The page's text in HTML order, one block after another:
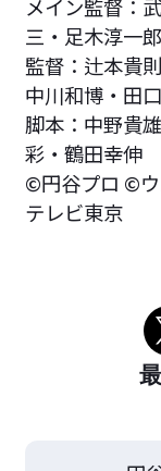
メイン監督：
三・足木淳一郎
監督：辻本貴
中川和博・田
脚本：中野貴
彩・鶴田幸伸
©円谷プロ ©ウ
テレビ東京